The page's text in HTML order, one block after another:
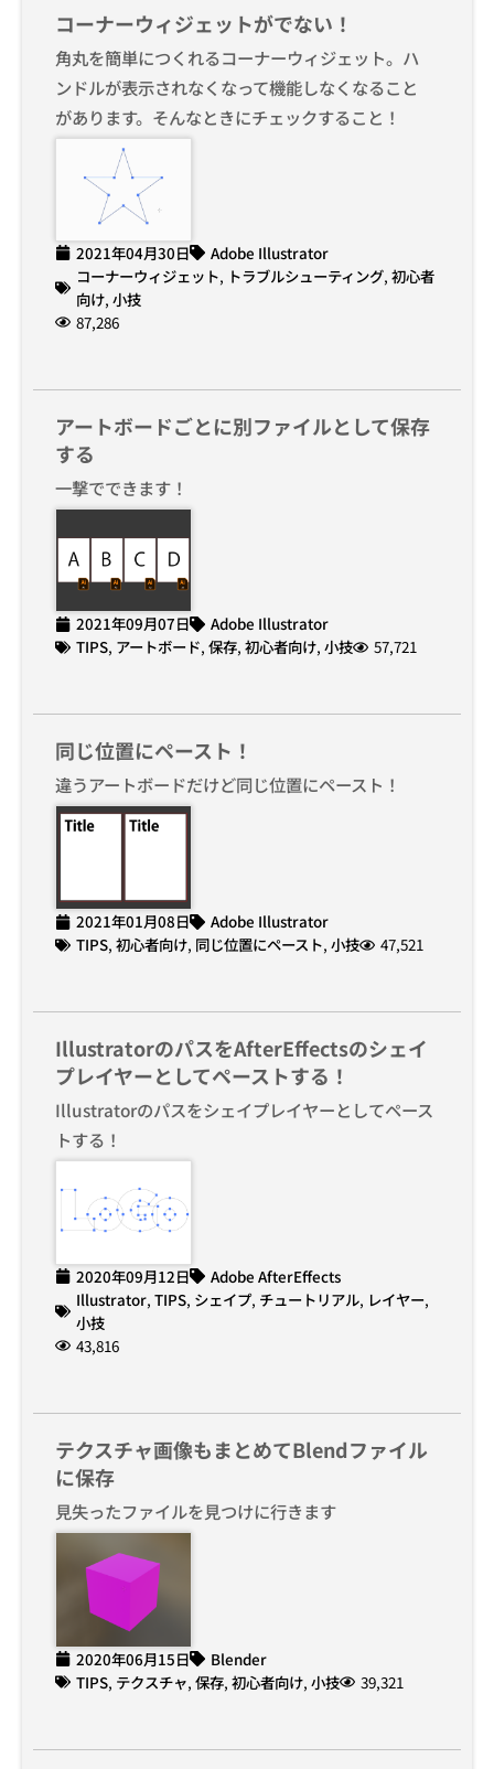
コーナーウィジェットがでない！
角丸を簡単につくれるコーナーウィジェット。ハ
ンドルが表示されなくなって機能しなくなること
があります。そんなときにチェックすること！
2021年04月30日
Adobe Illustrator
コーナーウィジェット, トラブルシューティング, 初心者
向け, 小技
87,286
アートボードごとに別ファイルとして保存
する
一撃でできます！
2021年09月07日
Adobe Illustrator
TIPS, アートボード, 保存, 初心者向け, 小技 57,721
同じ位置にペースト！
違うアートボードだけど同じ位置にペースト！
2021年01月08日
Adobe Illustrator
TIPS, 初心者向け, 同じ位置にペースト, 小技 47,521
IllustratorのパスをAfterEffectsのシェイ
プレイヤーとしてペーストする！
Illustratorのパスをシェイプレイヤーとしてペース
トする！
2020年09月12日
Adobe AfterEffects
Illustrator, TIPS, シェイプ, チュートリアル, レイヤー,
小技
43,816
テクスチャ画像もまとめてBlendファイル
に保存
見失ったファイルを見つけに行きます
2020年06月15日
Blender
TIPS, テクスチャ, 保存, 初心者向け, 小技 39,321